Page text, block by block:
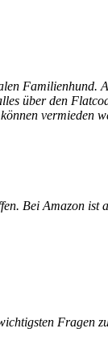
Familienhund.
über den
vermieden
Bei Amazon ist
Fragen zu